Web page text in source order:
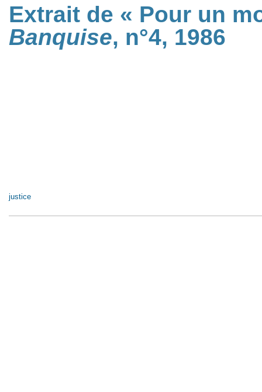
Extrait de « Pour un
Banquise, n°4, 1986
justice